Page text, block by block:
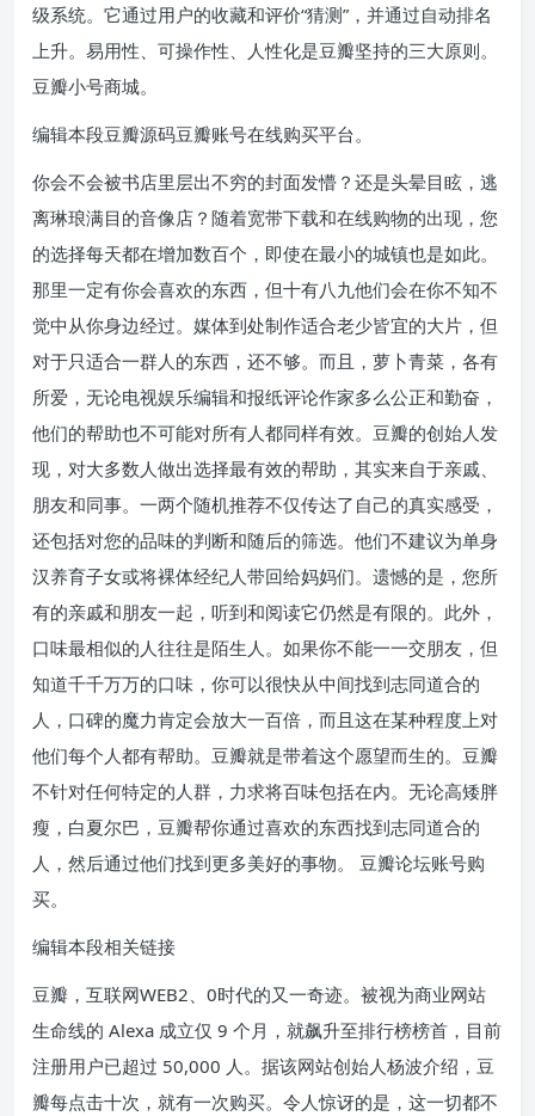
级系统。它通过用户的收藏和评价“猜测”，并通过自动排名
上升。易用性、可操作性、人性化是豆瓣坚持的三大原则。
豆瓣小号商城。
编辑本段豆瓣源码豆瓣账号在线购买平台。
你会不会被书店里层出不穷的封面发懵？还是头晕目眩，逃
离琳琅满目的音像店？随着宽带下载和在线购物的出现，您
的选择每天都在增加数百个，即使在最小的城镇也是如此。
那里一定有你会喜欢的东西，但十有八九他们会在你不知不
觉中从你身边经过。媒体到处制作适合老少皆宜的大片，但
对于只适合一群人的东西，还不够。而且，萝卜青菜，各有
所爱，无论电视娱乐编辑和报纸评论作家多么公正和勤奋，
他们的帮助也不可能对所有人都同样有效。豆瓣的创始人发
现，对大多数人做出选择最有效的帮助，其实来自于亲戚、
朋友和同事。一两个随机推荐不仅传达了自己的真实感受，
还包括对您的品味的判断和随后的筛选。他们不建议为单身
汉养育子女或将裸体经纪人带回给妈妈们。遗憾的是，您所
有的亲戚和朋友一起，听到和阅读它仍然是有限的。此外，
口味最相似的人往往是陌生人。如果你不能一一交朋友，但
知道千千万万的口味，你可以很快从中间找到志同道合的
人，口碑的魔力肯定会放大一百倍，而且这在某种程度上对
他们每个人都有帮助。豆瓣就是带着这个愿望而生的。豆瓣
不针对任何特定的人群，力求将百味包括在内。无论高矮胖
瘦，白夏尔巴，豆瓣帮你通过喜欢的东西找到志同道合的
人，然后通过他们找到更多美好的事物。 豆瓣论坛账号购
买。
编辑本段相关链接
豆瓣，互联网WEB2、0时代的又一奇迹。被视为商业网站
生命线的 Alexa 成立仅 9 个月，就飙升至排行榜榜首，目前
注册用户已超过 50,000 人。据该网站创始人杨波介绍，豆
瓣每点击十次，就有一次购买。令人惊讶的是，这一切都不